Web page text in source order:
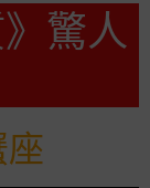
驚人